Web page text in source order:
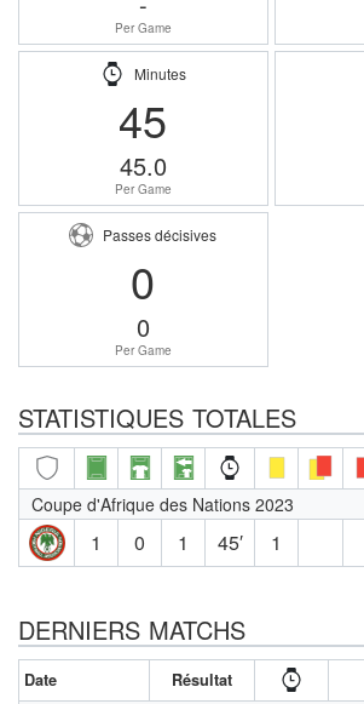
Per Game
Minutes
45
45.0
Per Game
Passes décisives
0
0
Per Game
STATISTIQUES TOTALES
Coupe d'Afrique des Nations 2023
1 0 1 45′ 1
DERNIERS MATCHS
Date Résultat